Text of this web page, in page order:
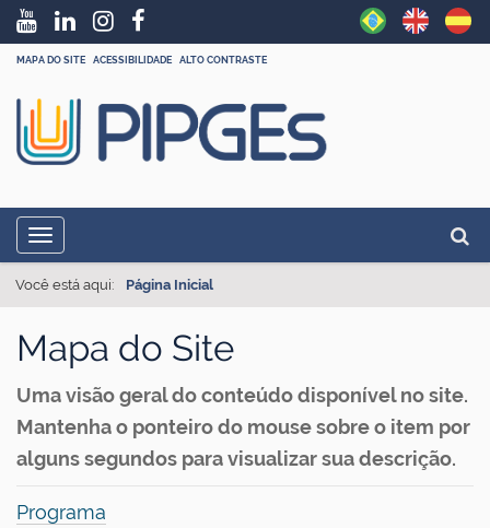
MAPA DO SITE ACESSIBILIDADE ALTO CONTRASTE
Busca
Toggle navigation
Você está aqui: Página Inicial
Mapa do Site
Uma visão geral do conteúdo disponível no site.
Mantenha o ponteiro do mouse sobre o item por
alguns segundos para visualizar sua descrição.
Programa